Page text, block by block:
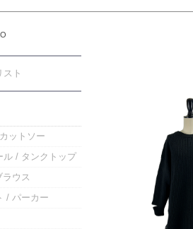
スト
ットソー
ル / タンクトップ
ウス
/ パーカー